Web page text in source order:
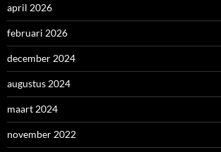
april 2026
februari 2026
december 2024
augustus 2024
maart 2024
november 2022